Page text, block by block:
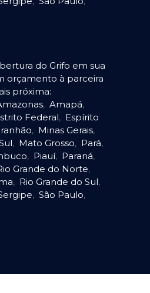
do Grifo em sua
orçamento à parceira
próxima:
, Amapá,
Federal, Espírito
, Minas Gerais,
, Mato Grosso, Pará,
, Piauí, Paraná,
Grande do Norte,
, Rio Grande do Sul,
, São Paulo,